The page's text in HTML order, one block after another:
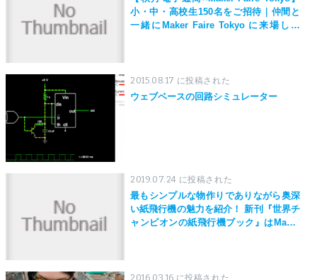
小・中・高校生150名をご招待｜仲間と
一緒にMaker Faire Tokyo に来場しよ
2015.08.17 に投稿された
ウェブベースの回路シミュレーター
2019.07.24 に投稿された
最もシンプルな物作りでありながら奥深
い紙飛行機の魅力を紹介！ 新刊『世界チ
ャンピオンの紙飛行機ブック』はMaker
2016.03.16 に投稿された